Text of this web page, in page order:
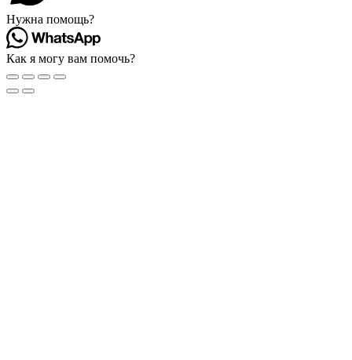
Нужна помощь?
Как я могу вам помочь?